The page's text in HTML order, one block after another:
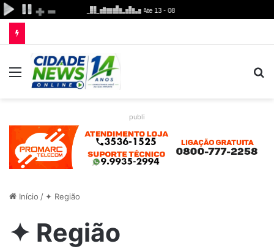
Menu
publi
Início / ✦ Região
✦ Região